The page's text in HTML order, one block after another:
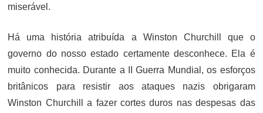
miserável.
Há uma história atribuída a Winston Churchill que o
governo do nosso estado certamente desconhece. Ela é
muito conhecida. Durante a II Guerra Mundial, os esforços
britânicos para resistir aos ataques nazis obrigaram
Winston Churchill a fazer cortes duros nas despesas das